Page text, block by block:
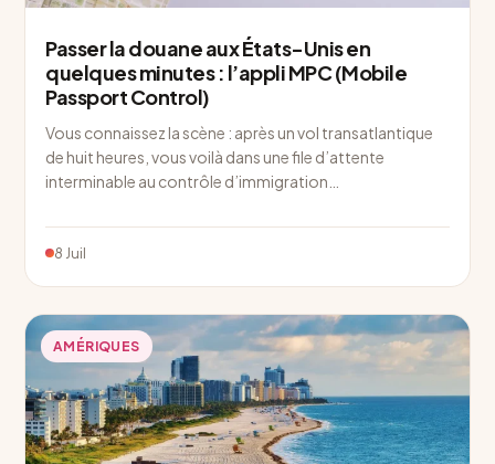
Passer la douane aux États-Unis en
quelques minutes : l’appli MPC (Mobile
Passport Control)
Vous connaissez la scène : après un vol transatlantique
de huit heures, vous voilà dans une file d’attente
interminable au contrôle d’immigration…
8 Juil
AMÉRIQUES